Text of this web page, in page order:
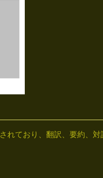
れており、翻訳、要約、